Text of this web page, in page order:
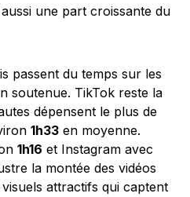
une part croissante du
passent du temps sur les
soutenue. TikTok reste la
dépensent le plus de
1h33 en moyenne.
1h16 et Instagram avec
la montée des vidéos
attractifs qui captent